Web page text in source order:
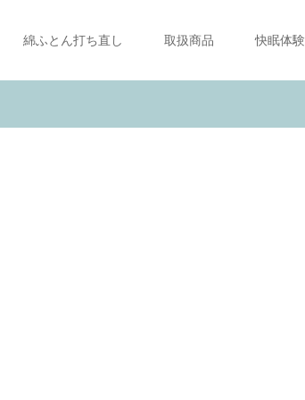
綿ふとん打ち直し 取扱商品 快眠体験